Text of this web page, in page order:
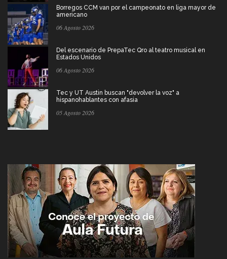
Borregos CCM van por el campeonato en liga mayor de
americano
06 Agosto 2026
Del escenario de PrepaTec Qro al teatro musical en
Estados Unidos
06 Agosto 2026
Tec y UT Austin buscan "devolver la voz" a
hispanohablantes con afasia
05 Agosto 2026